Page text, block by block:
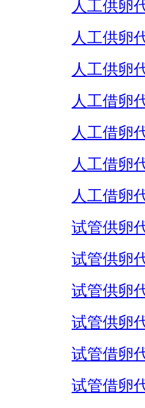
人工供卵
人工供卵
人工供卵
人工借卵
人工借卵
人工借卵
人工借卵
试管供卵
试管供卵
试管供卵
试管供卵
试管借卵
试管借卵